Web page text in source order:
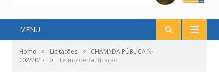
MENU
Home » Licitações »
CHAMADA PÚBLICA Nº
002/2017
» Termo de Ratificação